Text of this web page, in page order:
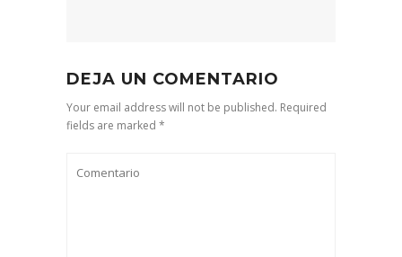
DEJA UN COMENTARIO
Your email address will not be published. Required
fields are marked *